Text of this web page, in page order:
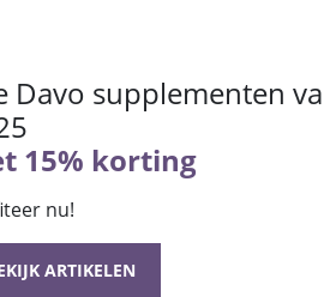
15% korting
Davo supplementen
nu!
ARTIKELEN